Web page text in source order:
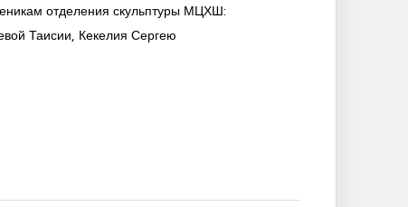
отделения скульптуры МЦХШ:
Таисии, Кекелия Сергею